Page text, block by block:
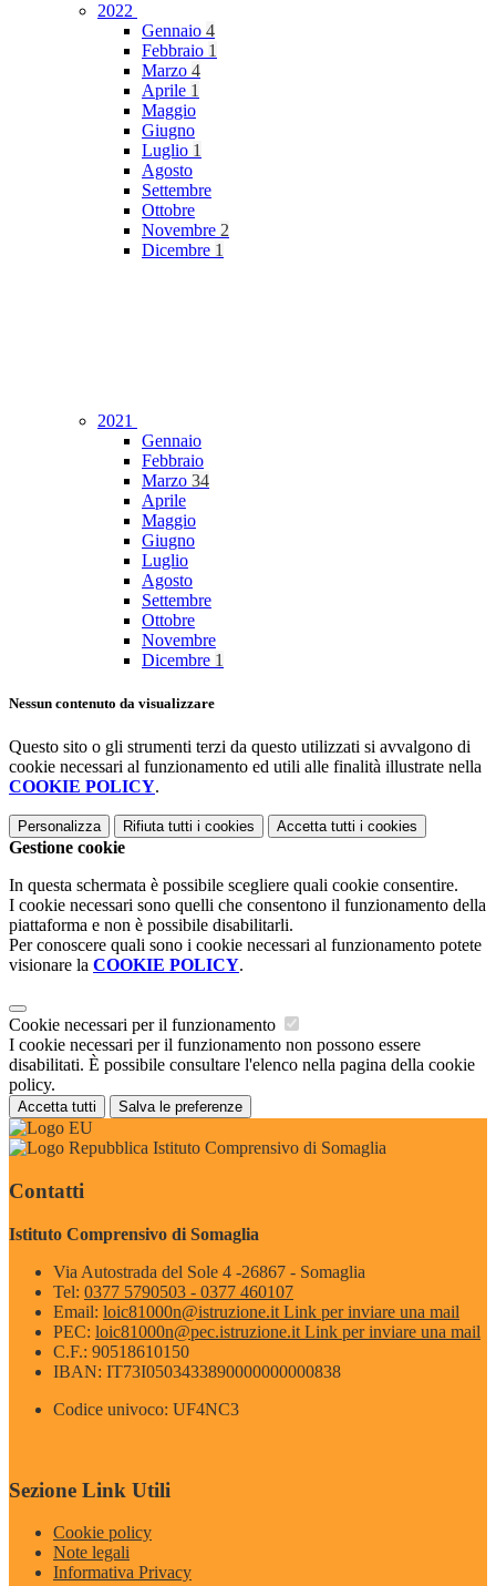
2022
Gennaio 4
Febbraio 1
Marzo 4
Aprile 1
Maggio
Giugno
Luglio 1
Agosto
Settembre
Ottobre
Novembre 2
Dicembre 1
2021
Gennaio
Febbraio
Marzo 34
Aprile
Maggio
Giugno
Luglio
Agosto
Settembre
Ottobre
Novembre
Dicembre 1
Nessun contenuto da visualizzare
Questo sito o gli strumenti terzi da questo utilizzati si avvalgono di
cookie necessari al funzionamento ed utili alle finalità illustrate nella
COOKIE POLICY.
Personalizza Rifiuta tutti i cookies Accetta tutti i cookies
Gestione cookie
In questa schermata è possibile scegliere quali cookie consentire.
I cookie necessari sono quelli che consentono il funzionamento della
piattaforma e non è possibile disabilitarli.
Per conoscere quali sono i cookie necessari al funzionamento potete
visionare la COOKIE POLICY.
Cookie necessari per il funzionamento
I cookie necessari per il funzionamento non possono essere
disabilitati. È possibile consultare l'elenco nella pagina della cookie
policy.
Accetta tutti Salva le preferenze
Istituto Comprensivo di Somaglia
Contatti
Istituto Comprensivo di Somaglia
Via Autostrada del Sole 4 -26867 - Somaglia
Tel: 0377 5790503 - 0377 460107
Email: loic81000n@istruzione.it Link per inviare una mail
PEC: loic81000n@pec.istruzione.it Link per inviare una mail
C.F.: 90518610150
IBAN: IT73I0503433890000000000838
Codice univoco: UF4NC3
Sezione Link Utili
Cookie policy
Note legali
Informativa Privacy